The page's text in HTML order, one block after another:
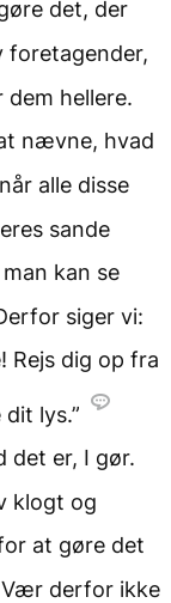
det, der
foretagender,
hellere.
nævne, hvad
alle disse
sande
kan se
siger vi:
Rejs dig op fra
lys.”
det er, I gør.
klogt og
at gøre det
Vær derfor ikke